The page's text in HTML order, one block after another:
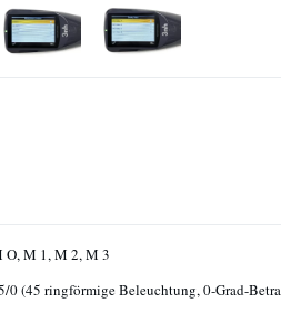
O, M 1, M 2, M 3
0 (45 ringförmige Beleuchtung, 0-Grad-